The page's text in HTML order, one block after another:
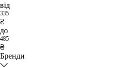
від
335
₴
до
485
₴
Бренди